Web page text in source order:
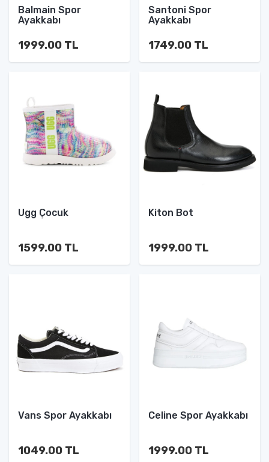
Balmain Spor
Ayakkabı
1999.00 TL
Santoni Spor
Ayakkabı
1749.00 TL
Ugg Çocuk
1599.00 TL
Kiton Bot
1999.00 TL
Vans Spor Ayakkabı
1049.00 TL
Celine Spor Ayakkabı
1999.00 TL